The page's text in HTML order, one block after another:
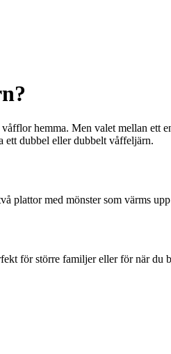
hemma. Men valet mellan
ett dubbel eller dubbelt våffeljärn.
plattor med mönster som värms
för större familjer eller för när du